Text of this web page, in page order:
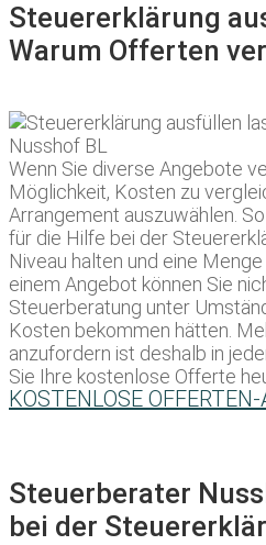
Steuererklärung
Warum Offerten
Wenn Sie diverse Angebote
Möglichkeit, Kosten zu
Arrangement auszuwählen.
für die Hilfe bei der
Niveau halten und eine
einem Angebot können Sie
Steuerberatung unter
Kosten bekommen hätten.
anzufordern ist deshalb in
Sie Ihre kostenlose Offerte
KOSTENLOSE
Steuerberater
bei der